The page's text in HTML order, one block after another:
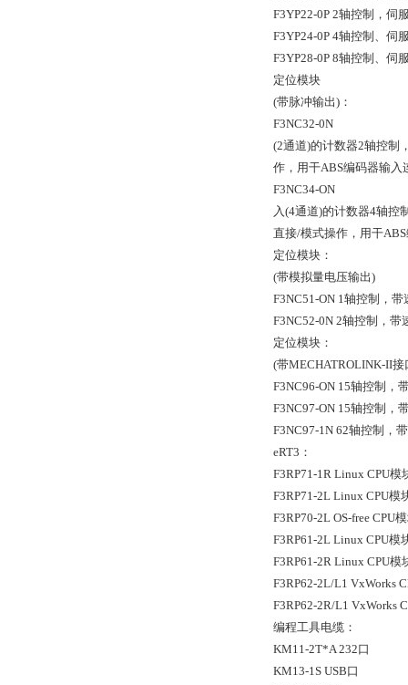
F3YP22-0P 2轴控制，伺
F3YP24-0P 4轴控制、伺
F3YP28-0P 8轴控制、伺
定位模块
(带脉冲输出)：
F3NC32-0N
(2通道)的计数器2轴控制
作，用干ABS编码器输入
F3NC34-ON
入(4通道)的计数器4轴控
直接/模式操作，用干
定位模块：
(带模拟量电压输出)
F3NC51-ON 1轴控制，
F3NC52-0N 2轴控制，
定位模块：
(带MECHATROLINK-II接
F3NC96-ON 15轴控制，
F3NC97-ON 15轴控制，
F3NC97-1N 62轴控制，
eRT3：
F3RP71-1R Linux CPU
F3RP71-2L Linux CPU
F3RP70-2L OS-free CPU
F3RP61-2L Linux CPU
F3RP61-2R Linux CPU
F3RP62-2L/L1 VxWorks
F3RP62-2R/L1 VxWorks
编程工具电缆：
KM11-2T*A 232口
KM13-1S USB口